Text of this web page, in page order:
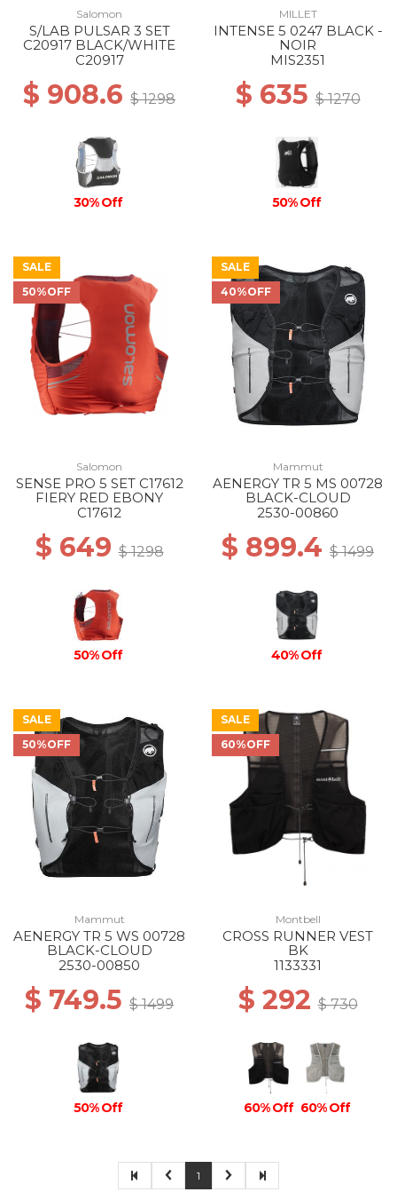
Salomon
S/LAB PULSAR 3 SET
C20917 BLACK/WHITE
C20917
$ 908.6 $ 1298
30% Off
MILLET
INTENSE 5 0247 BLACK -
NOIR
MIS2351
$ 635$ 1270
50% Off
SALE
50%OFF
Salomon
SENSE PRO 5 SET C17612
FIERY RED EBONY
C17612
$ 649$ 1298
50% Off
SALE
40%OFF
Mammut
AENERGY TR 5 MS 00728
BLACK-CLOUD
2530-00860
$ 899.4 $ 1499
40% Off
SALE
50%OFF
Mammut
AENERGY TR 5 WS 00728
BLACK-CLOUD
2530-00850
$ 749.5 $ 1499
50% Off
SALE
60%OFF
Montbell
CROSS RUNNER VEST
BK
1133331
$ 292$ 730
60% Off 60% Off
1